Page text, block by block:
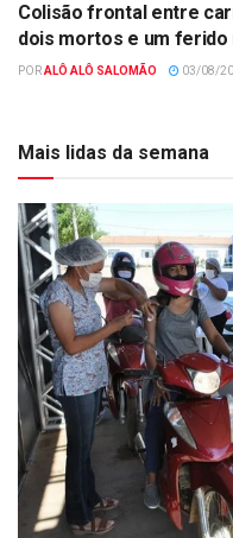
Colisão frontal entre
dois mortos e um ferido
PORALÔ ALÔ SALOMÃO 03/08/
Mais lidas da semana